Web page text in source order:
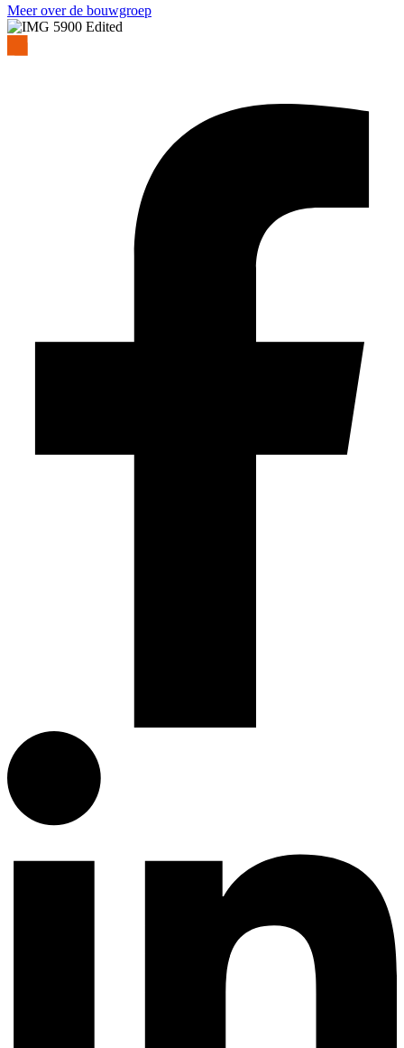
Meer over de bouwgroep